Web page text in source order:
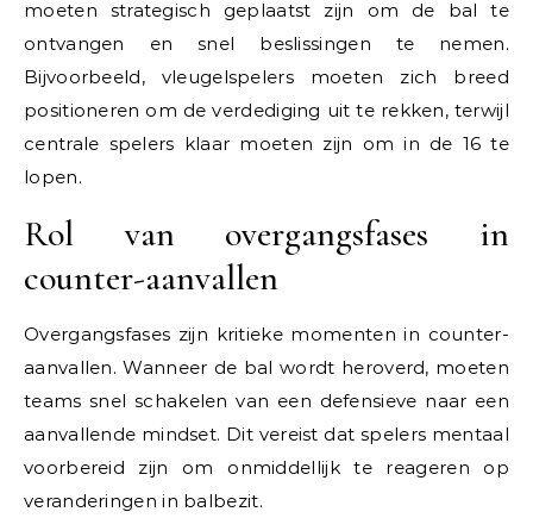
moeten strategisch geplaatst zijn om de bal te
ontvangen en snel beslissingen te nemen.
Bijvoorbeeld, vleugelspelers moeten zich breed
positioneren om de verdediging uit te rekken, terwijl
centrale spelers klaar moeten zijn om in de 16 te
lopen.
Rol van overgangsfases in
counter-aanvallen
Overgangsfases zijn kritieke momenten in counter-
aanvallen. Wanneer de bal wordt heroverd, moeten
teams snel schakelen van een defensieve naar een
aanvallende mindset. Dit vereist dat spelers mentaal
voorbereid zijn om onmiddellijk te reageren op
veranderingen in balbezit.